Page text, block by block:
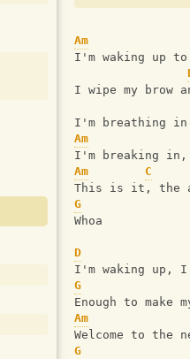
Am
I'm waking up to
I wipe my brow
I'm breathing in
Am
I'm breaking in,
Am
C
This is it, the
G
Whoa
D
I'm waking up,
G
Enough to make
Am
Welcome to the
G